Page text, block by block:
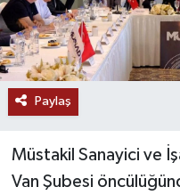
Paylaş
Müstakil Sanayici ve
Van Şubesi